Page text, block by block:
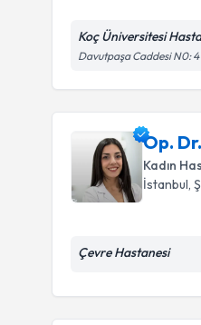
Koç Üniversitesi
Davutpaşa Caddesi N0:
Op.
Kadın
İstanbul ,
Çevre Hastanesi